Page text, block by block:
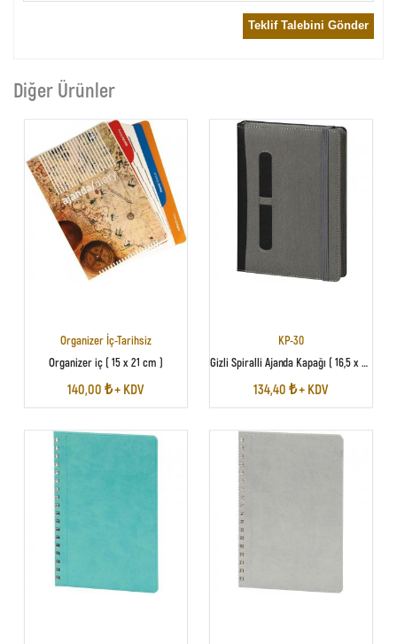
Teklif Talebini Gönder
Diğer Ürünler
Organizer İç-Tarihsiz
Organizer iç ( 15 x 21 cm )
140,00 ₺ + KDV
KP-30
Gizli Spiralli Ajanda Kapağı ( 16,5 x 22 cm )
134,40 ₺ + KDV